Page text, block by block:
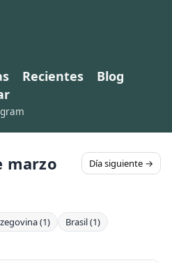
Recientes
Blog
marzo Día siguiente →
(1)
Brasil (1)